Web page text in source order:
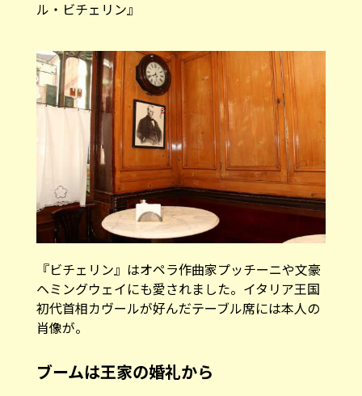
ル・ビチェリン』
『ビチェリン』はオペラ作曲家プッチーニや文豪
ヘミングウェイにも愛されました。 イタリア王国
初代首相カヴールが好んだテーブル席には本人の
肖像が。
ブームは王家の婚礼から